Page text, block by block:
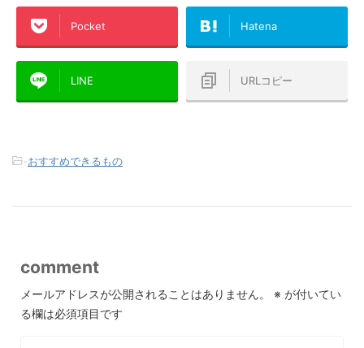
Pocket Hatena
LINE URLコピー
-おすすめできるもの
comment
メールアドレスが公開されることはありません。 ※ が付いてい
る欄は必須項目です